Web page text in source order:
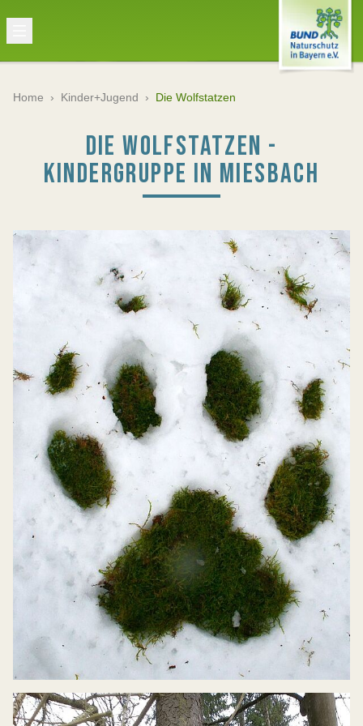
Home › Kinder+Jugend › Die Wolfstatzen
DIE WOLFSTATZEN -
KINDERGRUPPE IN MIESBACH